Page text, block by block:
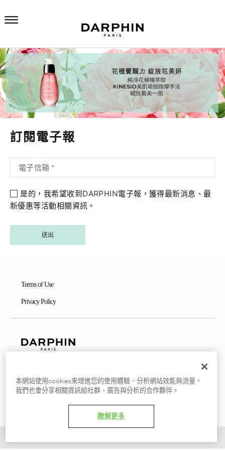
訂閱電子報
是的，我希望收到DARPHIN電子報，獲得最新消息、最
新優惠等活動相關資訊。
Terms of Use
Privacy Policy
©2024 Laboratories Darphin
本網站使用cookies來增進您的使用體驗、分析網站效能與流量，
我們也會分享相關資訊給社群、廣告與分析的合作夥伴。
瞭解更多